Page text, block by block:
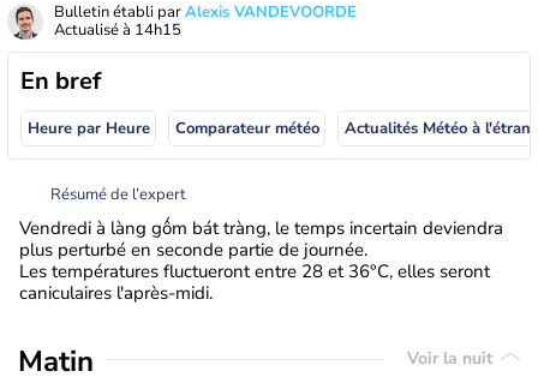
Bulletin établi parAlexis VANDEVOORDE
Actualisé à 14h15
En bref
Heure par Heure Comparateur météo
Résumé de l’expert
Vendredi à làng gốm bát tràng, le temps incertain deviendra
plus perturbé en seconde partie de journée.
Les températures fluctueront entre 28 et 36°C, elles seront
caniculaires l'après-midi.
Matin Voir la nuit